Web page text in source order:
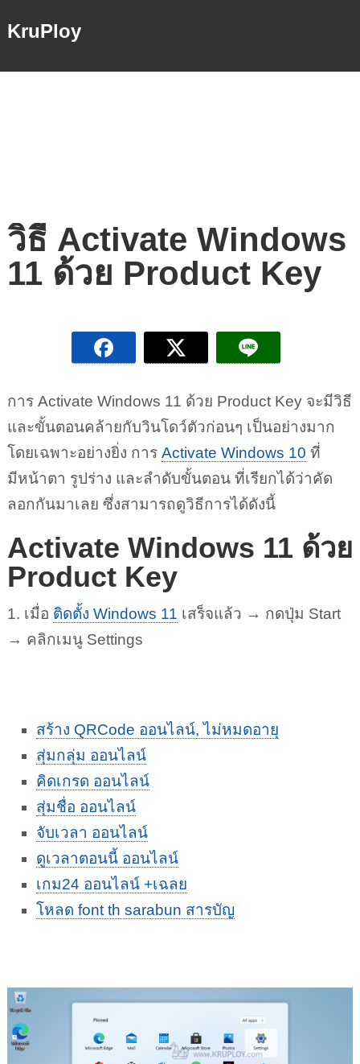
KruPloy
วิธี Activate Windows
11 ด้วย Product Key
การ Activate Windows 11 ด้วย Product Key จะมีวิธี
และขั้นตอนคล้ายกับวินโดว์ตัวก่อนๆ เป็นอย่างมาก
โดยเฉพาะอย่างยิ่ง การ Activate Windows 10 ที่
มีหน้าตา รูปร่าง และลำดับขั้นตอน ที่เรียกได้ว่าคัด
ลอกกันมาเลย ซึ่งสามารถดูวิธีการได้ดังนี้
Activate Windows 11 ด้วย
Product Key
1. เมื่อ ติดตั้ง Windows 11 เสร็จแล้ว → กดปุ่ม Start
→ คลิกเมนู Settings
สร้าง QRCode ออนไลน์, ไม่หมดอายุ
สุ่มกลุ่ม ออนไลน์
คิดเกรด ออนไลน์
สุ่มชื่อ ออนไลน์
จับเวลา ออนไลน์
ดูเวลาตอนนี้ ออนไลน์
เกม24 ออนไลน์ +เฉลย
โหลด font th sarabun สารบัญ